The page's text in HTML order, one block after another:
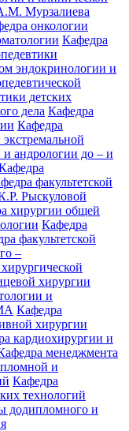
Мурзалиева
онкологии
Кафедра
эндокринологии и
детских
дела Кафедра
Кафедра
андрологии до – и
факультетской
Рыскуловой
хирургии общей
Кафедра
факультетской
–
хирургии
и
Кафедра
хирургии
кардиохирургии и
менеджмента
и
Кафедра
технологий
додипломного и